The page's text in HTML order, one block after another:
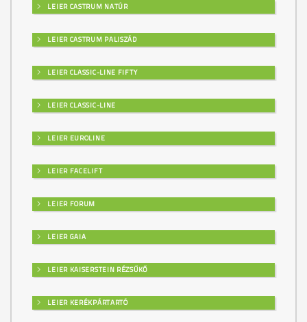
LEIER CASTRUM NATÚR
LEIER CASTRUM PALISZÁD
LEIER CLASSIC-LINE FIFTY
LEIER CLASSIC-LINE
LEIER EUROLINE
LEIER FACELIFT
LEIER FORUM
LEIER GAIA
LEIER KAISERSTEIN RÉZSŰKŐ
LEIER KERÉKPÁRTARTÓ